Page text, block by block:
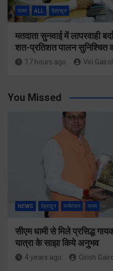
राज्य ALL देहरादून
मतदाता सुनवाई में लापरवाही
शत-प्रतिशत पालन सुनिश्चित
17 hours ago Viri
You Missed
NEWS देहरादून मनोरंजन राज्य
सीएम धामी से मिले प्रसिद्ध
यात्रा के साझा किये अनुभव
4 years ago Girish